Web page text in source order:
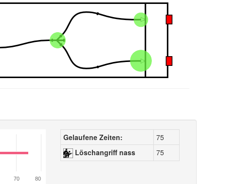
70 80
Gelaufene Zeiten:
75
Löschangriff nass
75